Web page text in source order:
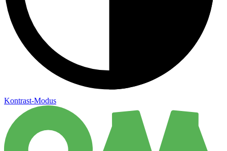
Kontrast-Modus